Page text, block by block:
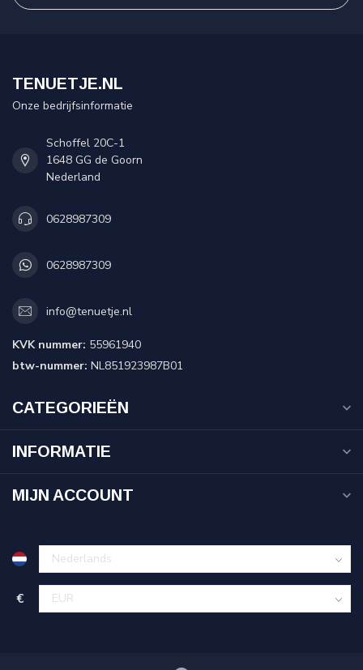
TENUETJE.NL
Onze bedrijfsinformatie
Schoffel 20C-1
1648 GG de Goorn
Nederland
0628987309
0628987309
info@tenuetje.nl
KVK nummer: 55961940
btw-nummer: NL851923987B01
CATEGORIEËN
INFORMATIE
MIJN ACCOUNT
€